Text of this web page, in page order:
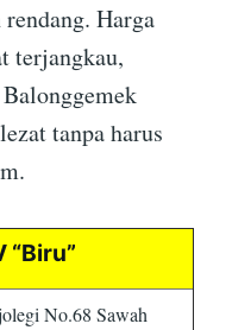
Harga
terjangkau,
tanpa harus
“Biru”
No.68 Sawah